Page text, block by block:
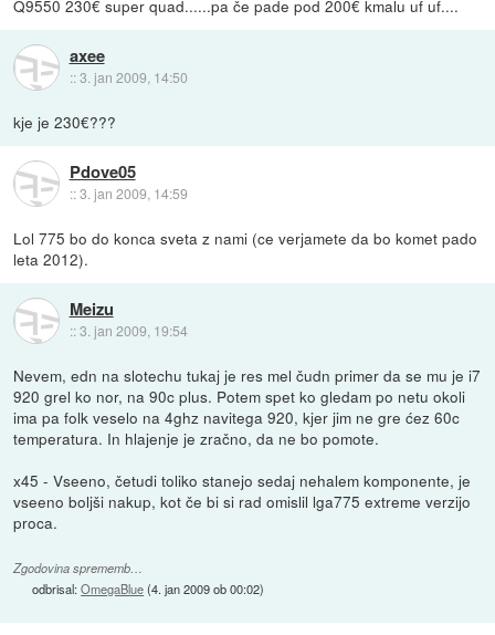
Q9550 230€ super quad......pa če pade pod 200€ kmalu uf uf....
axee
::3. jan 2009, 14:50
kje je 230€???
Pdove05
::3. jan 2009, 14:59
Lol 775 bo do konca sveta z nami (ce verjamete da bo komet pado
leta 2012).
Meizu
::3. jan 2009, 19:54
Nevem, edn na slotechu tukaj je res mel čudn primer da se mu je i7
920 grel ko nor, na 90c plus. Potem spet ko gledam po netu okoli
ima pa folk veselo na 4ghz navitega 920, kjer jim ne gre ćez 60c
temperatura. In hlajenje je zračno, da ne bo pomote.
x45 - Vseeno, četudi toliko stanejo sedaj nehalem komponente, je
vseeno boljši nakup, kot če bi si rad omislil lga775 extreme verzijo
proca.
Zgodovina sprememb…
odbrisal:OmegaBlue(4. jan 2009 ob 00:02)